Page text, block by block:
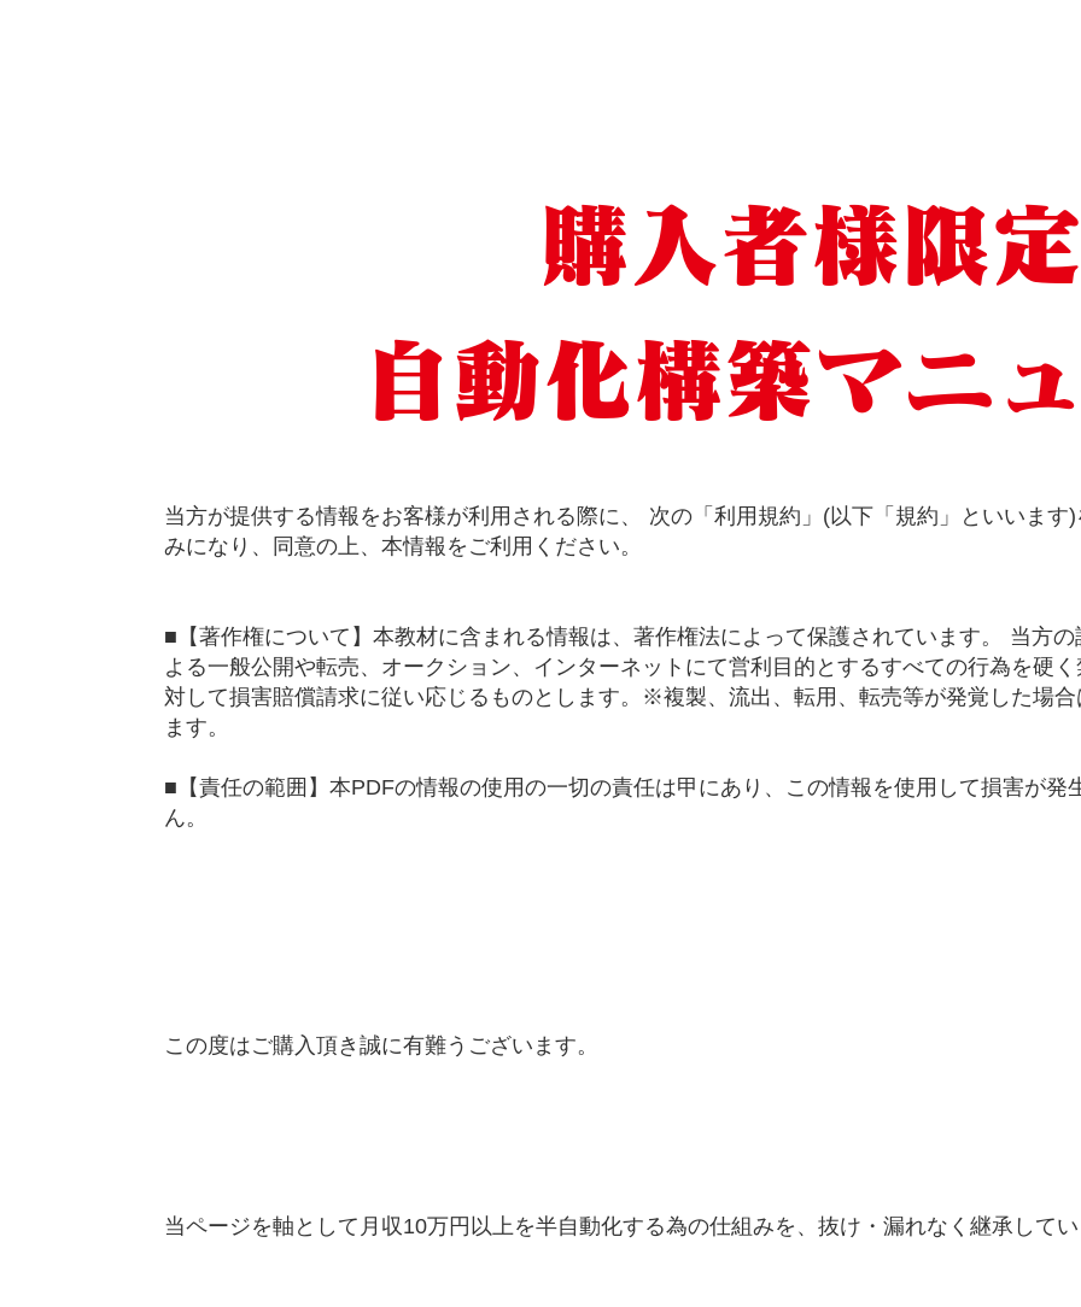
購入者様限定
自動化構築マニ
当方が提供する情報をお客様が利用される際に、 次の「利用規約」(以下「規約」といいま
みになり、同意の上、本情報をご利用ください。
■【著作権について】本教材に含まれる情報は、著作権法によって保護されています。 当方
よる一般公開や転売、オークション、インターネットにて営利目的とするすべての行為を硬
対して損害賠償請求に従い応じるものとします。※複製、流出、転用、転売等が発覚した場
ます。
■【責任の範囲】本PDFの情報の使用の一切の責任は甲にあり、この情報を使用して損害が発
ん。
この度はご購入頂き誠に有難うございます。
当ページを軸として月収10万円以上を半自動化する為の仕組みを、抜け・漏れなく継承して